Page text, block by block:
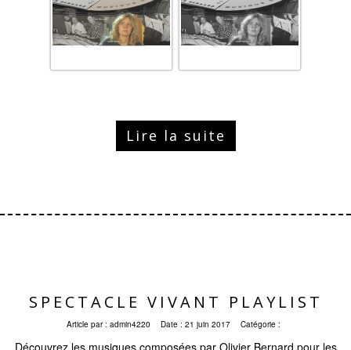
Lire la suite
SPECTACLE VIVANT PLAYLIST
Article par : admin4220 Date : 21 juin 2017 Catégorie :
Découvrez les musiques composées par Olivier Bernard pour les